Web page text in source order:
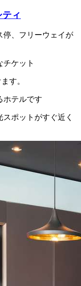
ィ
停、フリーウェイが
ケット
す。
ホテルです
ポットがすぐ近く